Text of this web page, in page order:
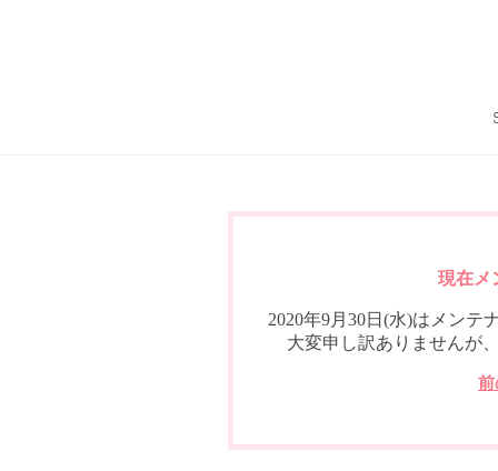
現在メ
2020年9月30日(水)はメンテ
大変申し訳ありませんが
前